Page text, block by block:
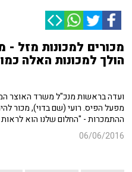
מכורים למכונות מזל
הולך למכונות האלה
ועדה בראשות מנכ"ל משרד האוצר
מפעל הפיס. רועי (שם בדוי), מכור
ההתמכרות - "החלום שלנו הוא
06/06/2016